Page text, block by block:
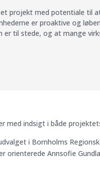
projekt med potentiale til
er proaktive og
er til stede, og at mange
med indsigt i både
i Bornholms
orienterede Annsofie